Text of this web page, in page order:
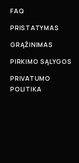
FAQ
PRISTATYMAS
GRĄŽINIMAS
PIRKIMO SĄLYGOS
PRIVATUMO
POLITIKA